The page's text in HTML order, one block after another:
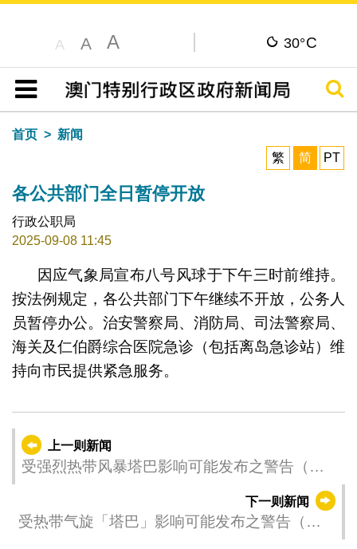
A A A 30°C
目录
搜寻
首页
新闻
繁
简 PT
各公共部门全日暂停开放
行政公职局
2025-09-08 11:45
因应气象局宣布八号风球于下午三时前维持。
按法例规定，各公共部门下午继续不开放，公务人
员暂停办公。治安警察局、消防局、司法警察局、
海关及仁伯爵综合医院急诊（包括离岛急诊站）维
持向市民提供紧急服务。
上一则新闻
受强烈热带风暴塔巴影响可能发布之警告（更
下一则新闻
受热带气旋「塔巴」影响可能发布之警告（更